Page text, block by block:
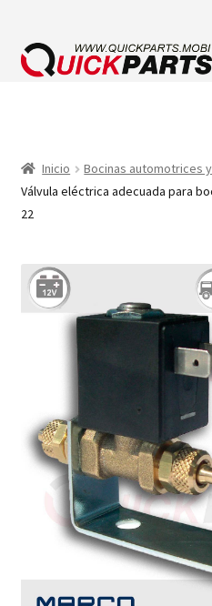
Inicio Bocinas automotrices
Válvula eléctrica adecuada para
22